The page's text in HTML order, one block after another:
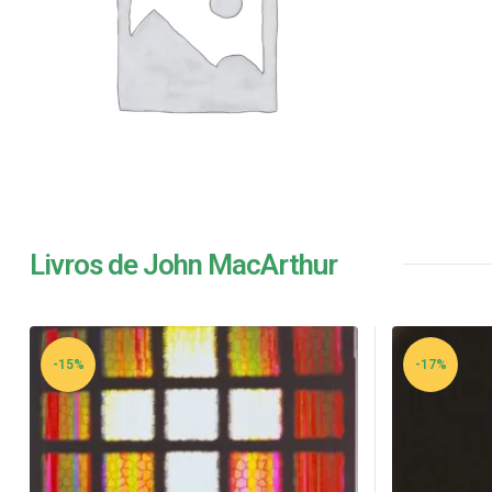
Livros de John MacArthur
-15% -17%